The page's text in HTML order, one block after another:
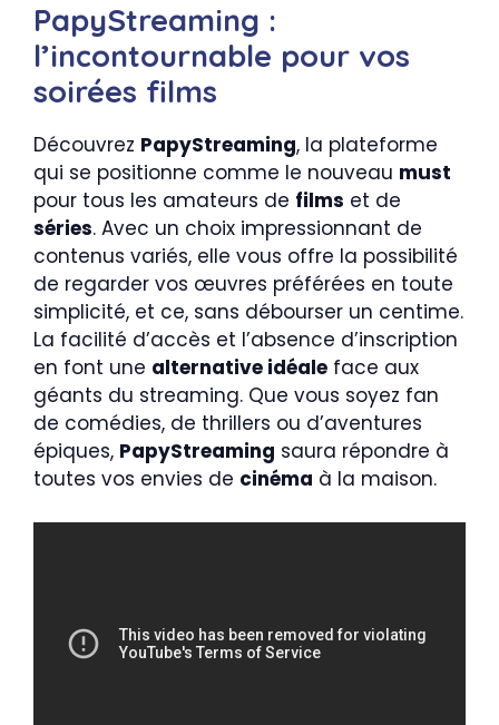
PapyStreaming :
l’incontournable pour vos
soirées films
Découvrez PapyStreaming, la plateforme
qui se positionne comme le nouveau must
pour tous les amateurs de films et de
séries. Avec un choix impressionnant de
contenus variés, elle vous offre la possibilité
de regarder vos œuvres préférées en toute
simplicité, et ce, sans débourser un centime.
La facilité d’accès et l’absence d’inscription
en font une alternative idéale face aux
géants du streaming. Que vous soyez fan
de comédies, de thrillers ou d’aventures
épiques, PapyStreaming saura répondre à
toutes vos envies de cinéma à la maison.